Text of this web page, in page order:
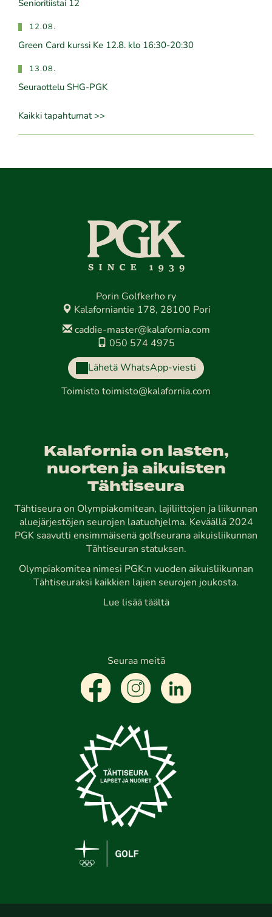
Senioritiistai 12
12.08.
Green Card kurssi Ke 12.8. klo 16:30-20:30
13.08.
Seuraottelu SHG-PGK
Kaikki tapahtumat >>
Porin Golfkerho ry
Kalaforniantie 178, 28100 Pori
caddie-master@kalafornia.com
050 574 4975
Lähetä WhatsApp-viesti
Toimisto toimisto@kalafornia.com
Kalafornia on lasten,
nuorten ja aikuisten
Tähtiseura
Tähtiseura on Olympiakomitean, lajiliittojen ja liikunnan
aluejärjestöjen seurojen laatuohjelma. Keväällä 2024
PGK saavutti ensimmäisenä golfseurana aikuisliikunnan
Tähtiseuran statuksen.
Olympiakomitea nimesi PGK:n vuoden aikuisliikunnan
Tähtiseuraksi kaikkien lajien seurojen joukosta.
Lue lisää täältä
Seuraa meitä